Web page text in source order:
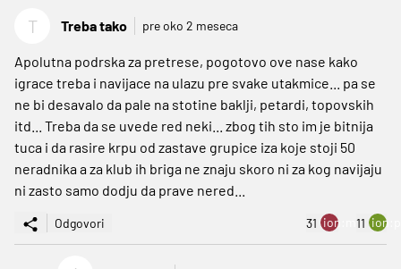
T Treba tako pre oko 2 meseca
Apolutna podrska za pretrese, pogotovo ove nase kako
igrace treba i navijace na ulazu pre svake utakmice... pa se
ne bi desavalo da pale na stotine baklji, petardi, topovskih
itd... Treba da se uvede red neki... zbog tih sto im je bitnija
tuca i da rasire krpu od zastave grupice iza koje stoji 50
neradnika a za klub ih briga ne znaju skoro ni za kog navijaju
ni zasto samo dodju da prave nered...
Odgovori 31 ion:minus
11